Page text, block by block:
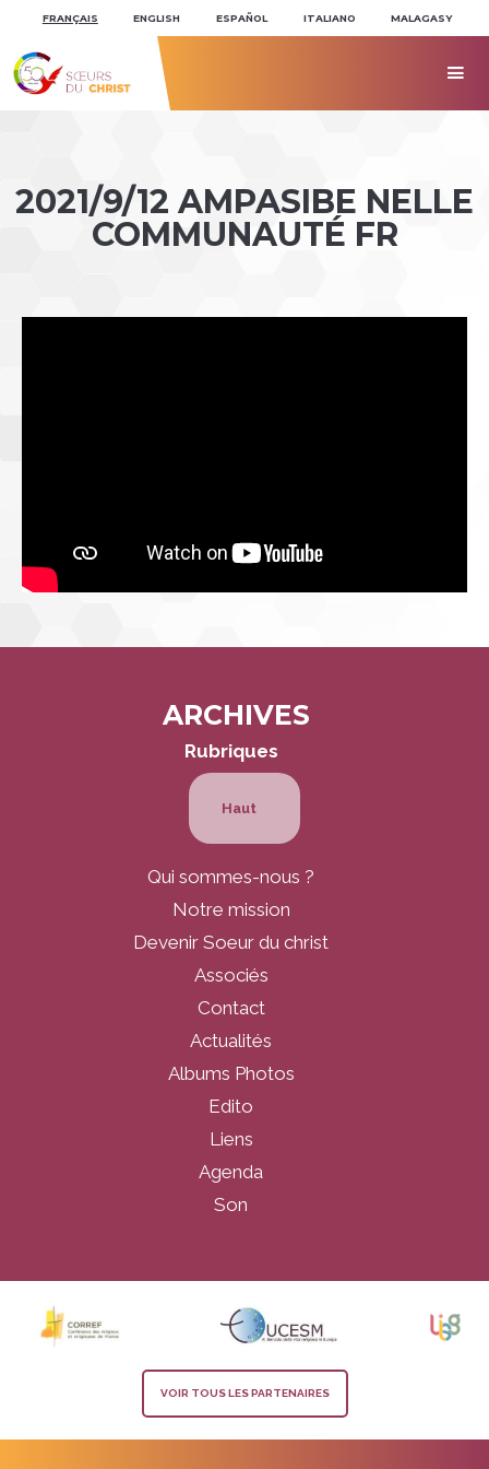
Aller
navigation
personnelsFRANÇAIS ENGLISH ESPAÑOL ITALIANO MALAGASY

2021/9/12 AMPASIBE NELLE
COMMUNAUTÉ FR
ARCHIVES
Rubriques
Haut
Qui sommes-nous ?
Notre mission
Devenir Soeur du christ
Associés
Contact
Actualités
Albums Photos
Edito
Liens
Agenda
Son
VOIR TOUS LES PARTENAIRES